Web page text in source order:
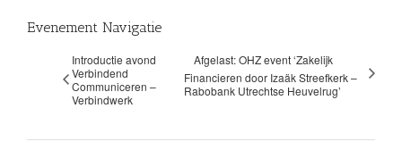
Evenement Navigatie
Introductie avond
Verbindend
Communiceren –
Verbindwerk
Afgelast: OHZ event ‘Zakelijk
Financieren door Izaäk Streefkerk –
Rabobank Utrechtse Heuvelrug’